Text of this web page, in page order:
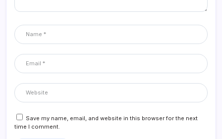
Save my name, email, and website in this browser for the next
time I comment.